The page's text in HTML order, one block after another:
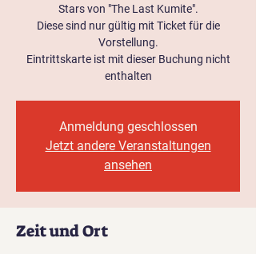
Stars von "The Last Kumite".
Diese sind nur gültig mit Ticket für die
Vorstellung.
Eintrittskarte ist mit dieser Buchung nicht
enthalten
Anmeldung geschlossen
Jetzt andere Veranstaltungen
ansehen
Zeit und Ort